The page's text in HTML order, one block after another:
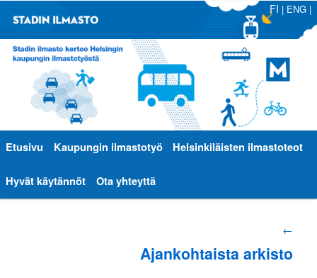
FI | ENG|
Päävalikko
Siirry
sisältöön
Siirry
toissijaiseen
Etusivu Kaupungin ilmastotyö Helsinkiläisten ilmastoteot
Hyvät käytännöt Ota yhteyttä
selaus
←
Ajankohtaista arkisto